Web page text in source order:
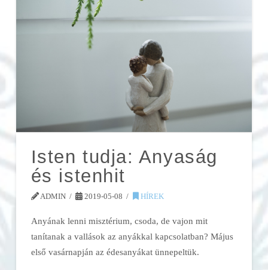
Isten tudja: Anyaság
és istenhit
ADMIN 2019-05-08 HÍREK
Anyának lenni misztérium, csoda, de vajon mit
tanítanak a vallások az anyákkal kapcsolatban? Május
első vasárnapján az édesanyákat ünnepeltük.